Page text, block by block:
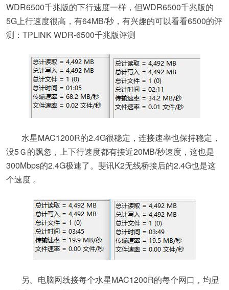
WDR6500千兆版的下行速度一样，但WDR6500千兆版的
5G上行速度很高，有64MB/秒，有兴趣的可以看看6500的评
测：TPLINK WDR-6500千兆版评测
水星MAC1200R的2.4G很稳定，连接速率也保持稳定，
没5Ｇ的飘忽，上下行速度都有接近20MB/秒速度，这也是
300Mbps的2.4G极速了。斐讯K2无线桥接后的2.4G也是这
个速度 。
另。电脑网线接每个水星MAC1200R的每个网口，均显